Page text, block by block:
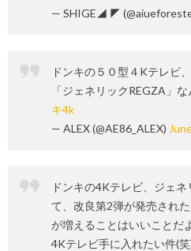
— SHIGE◢ ◤
ドンキの５０型４Kテレビ
「ジェネリックREGZA」
キ4k
— ALEX (@AE86_ALEX)
ドンキの4Kテレビ、ジェ
て、改良第2弾が発売され
が増えることはいいことだ
4Kテレビ手に入れたい件(笑)